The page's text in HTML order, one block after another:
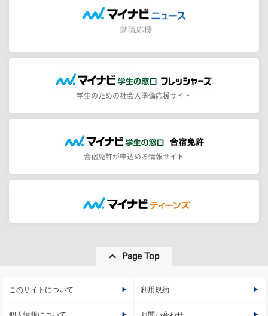
学生のための社会人準備応援サイト
合宿免許が申込める情報サイト
Page Top
このサイトについて 利用規約